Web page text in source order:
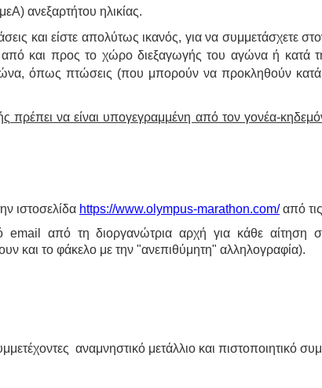
ανεξαρτήτου ηλικίας.
και είστε απολύτως ικανός, για να συμμετάσχετε
και προς το χώρο διεξαγωγής του αγώνα ή κατά
όπως πτώσεις (που μπορούν να προκληθούν κατά
να είναι υπογεγραμμένη από τον γονέα-
ιστοσελίδα https://www.olympus-marathon.com/ από τις
email από τη διοργανώτρια αρχή για κάθε αίτηση
και το φάκελο με την "ανεπιθύμητη" αλληλογραφία).
αναμνηστικό μετάλλιο και πιστοποιητικό